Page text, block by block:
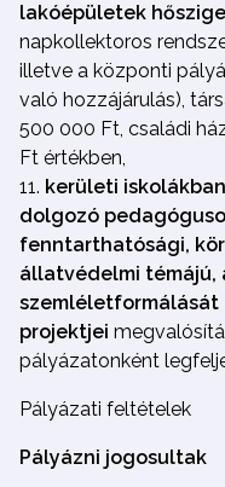
lakóépületek
napkollektoros
illetve a központi
való hozzájárulás),
500 000 Ft, családi
Ft értékben,
kerületi
dolgozó
fenntarthatósági,
állatvédelmi témájú,
szemléletformálását
projektjei
pályázatonként
Pályázati feltételek
Pályázni jogosultak